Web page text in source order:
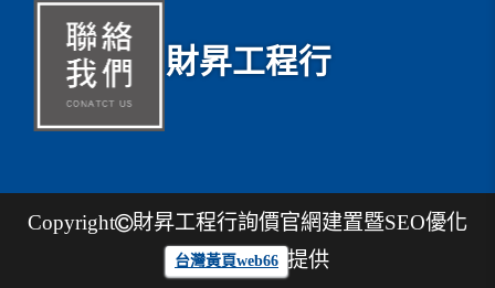
財昇工程行
Copyright 財昇工程行詢價官網建置暨SEO優化
台灣黃頁web66 提供